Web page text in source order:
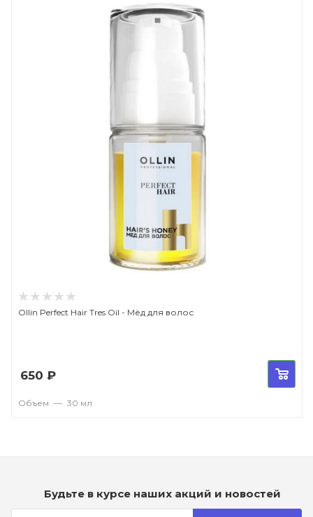
Ollin Perfect Hair Tres Oil - Мёд для волос
650 ₽
Объем — 30 мл
Будьте в курсе наших акций и новостей